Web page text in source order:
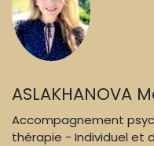
ASLAKHANOVA
Accompagnement
thérapie - Individuel et